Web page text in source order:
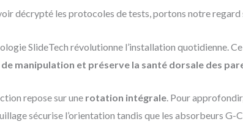
décrypté les protocoles de tests, portons notre regard
SlideTech révolutionne l’installation quotidienne.
manipulation et préserve la santé dorsale des
repose sur une rotation intégrale. Pour
sécurise l’orientation tandis que les absorbeurs G-